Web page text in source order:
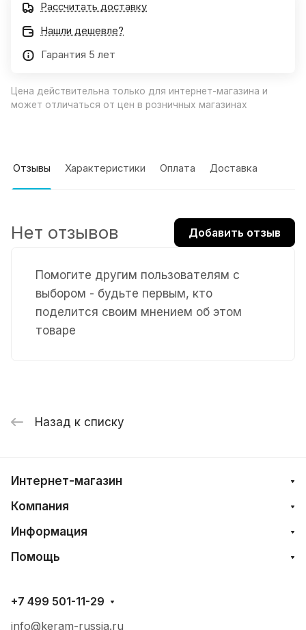
Рассчитать доставку
Нашли дешевле?
Гарантия 5 лет
Цена действительна только для интернет-магазина и
может отличаться от цен в розничных магазинах
Отзывы Характеристики Оплата Доставка
Помогите другим пользователям с
выбором - будьте первым, кто
поделится своим мнением об этом
товаре
Нет отзывов Добавить отзыв
Назад к списку
Интернет-магазин
Компания
Информация
Помощь
+7 499 501-11-29
info@keram-russia.ru